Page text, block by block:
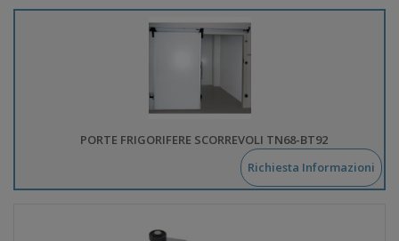
PORTE FRIGORIFERE SCORREVOLI TN68-BT92
Richiesta Informazioni